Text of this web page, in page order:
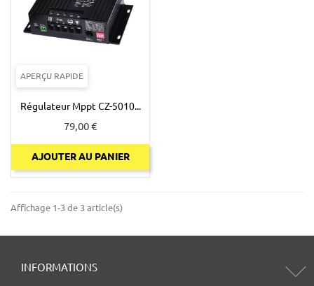
APERÇU RAPIDE
Régulateur Mppt CZ-5010...
79,00 €Prix
AJOUTER AU PANIER
Affichage 1-3 de 3 article(s)
INFORMATIONS